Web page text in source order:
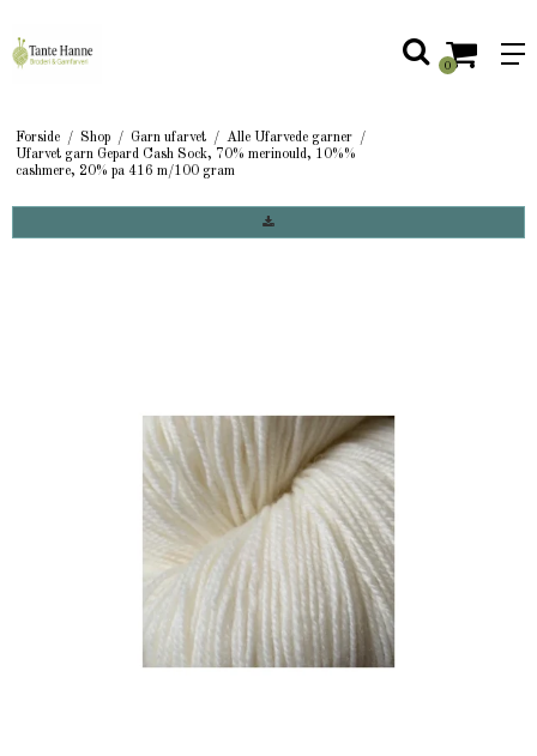
0
Forside / Shop / Garn ufarvet / Alle Ufarvede garner
/
Ufarvet garn Gepard Cash Sock, 70% merinould, 10%%
cashmere, 20% pa 416 m/100 gram